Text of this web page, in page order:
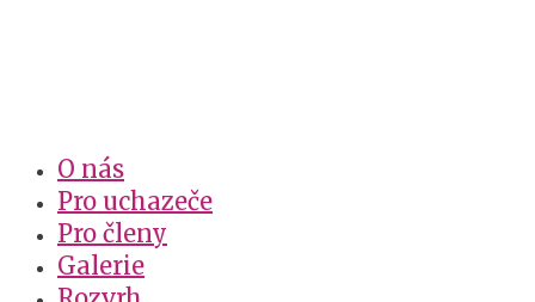
O nás
Pro uchazeče
Pro členy
Galerie